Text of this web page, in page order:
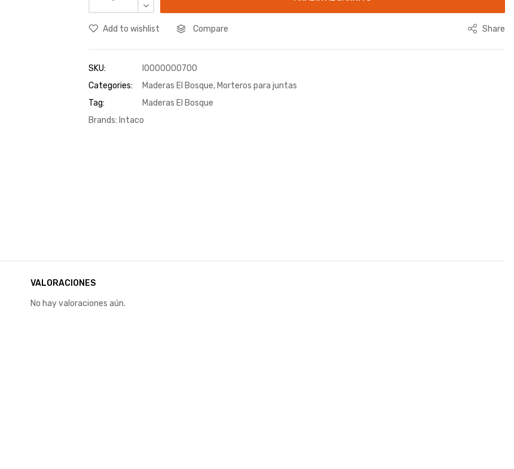
Add to wishlist Compare Share
SKU:
I0000000700
Categories:
Maderas El Bosque, Morteros para juntas
Tag:
Maderas El Bosque
Brands: Intaco
VALORACIONES
No hay valoraciones aún.